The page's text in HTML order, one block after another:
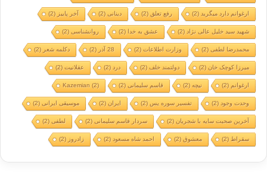
ارغوانم دارد میگرید (2) رفع تعلق (2) دینانی(2) آخر پاییز (2)
شهید سید خلیل عالی نژاد (2) عشق به خدا (2) روانشناسی(2)
محمدرضا لطفی(2) وزارت اطلاعات(2) 28 آذر (2) دکلمه شعر (2)
میرزا کوچک خان(2) دولتمند خلف(2) درد (2) عقلانیت(2)
ارغوانم (2) نیچه(2) قاسم سلیمانی(2)
Kazemian (2)
وحدت وجود (2) تفسیر سوره یس (2) ایران(2) موسیقی ایرانی(2)
آخرین صحبت سایه با شجریان(2) سردار قاسم سلیمانی(2) لطفی(2)
سقراط (2) معشوق(2) احمد شاه مسعود (2) زادروز (2)